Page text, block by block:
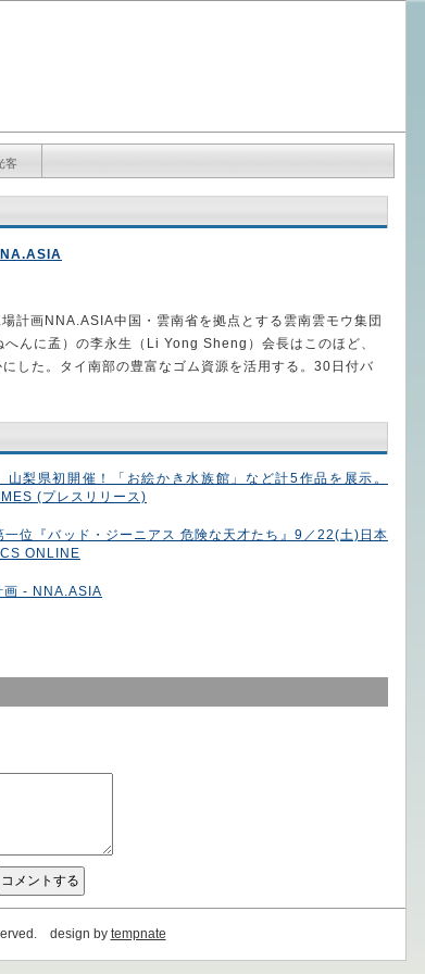
客
計画NNA.ASIA中国・雲南省を拠点とする雲南雲モウ集団
んに孟）の李永生（Li Yong Sheng）会長はこのほど、
した。タイ南部の豊富なゴム資源を活用する。30日付バ
山梨県初開催！「お絵かき水族館」など計5作品を展示。
(プレスリリース)
位『バッド・ジーニアス 危険な天才たち』9／22(土)日本
ONLINE
画 - NNA.ASIA
design by tempnate